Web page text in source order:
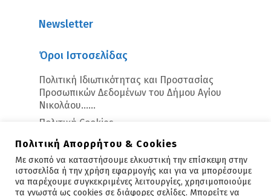
Newsletter
Όροι Ιστοσελίδας
Πολιτική Ιδιωτικότητας και Προστασίας
Προσωπικών Δεδομένων του Δήμου Αγίου
Νικολάου…...
Πολιτική Cookies
Πολιτική Απορρήτου & Cookies
Με σκοπό να καταστήσουμε ελκυστική την επίσκεψη στην
ιστοσελίδα ή την χρήση εφαρμογής και για να μπορέσουμε
να παρέχουμε συγκεκριμένες λειτουργίες, χρησιμοποιούμε
τα γνωστά ως cookies σε διάφορες σελίδες. Μπορείτε να